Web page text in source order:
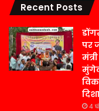
Recent Posts
पर
4